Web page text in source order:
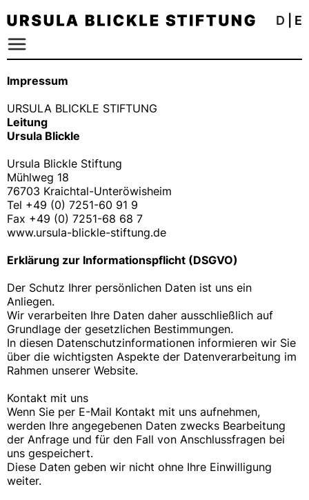
D E
Impressum
URSULA BLICKLE STIFTUNG
Leitung
Ursula Blickle
Ursula Blickle Stiftung
Mühlweg 18
76703 Kraichtal-Unteröwisheim
Tel +49 (0) 7251-60 91 9
Fax +49 (0) 7251-68 68 7
www.ursula-blickle-stiftung.de
Erklärung zur Informationspflicht (DSGVO)
Der Schutz Ihrer persönlichen Daten ist uns ein
Anliegen.
Wir verarbeiten Ihre Daten daher ausschließlich auf
Grundlage der gesetzlichen Bestimmungen.
In diesen Datenschutzinformationen informieren wir Sie
über die wichtigsten Aspekte der Datenverarbeitung im
Rahmen unserer Website.
Kontakt mit uns
Wenn Sie per E-Mail Kontakt mit uns aufnehmen,
werden Ihre angegebenen Daten zwecks Bearbeitung
der Anfrage und für den Fall von Anschlussfragen bei
uns gespeichert.
Diese Daten geben wir nicht ohne Ihre Einwilligung
weiter.